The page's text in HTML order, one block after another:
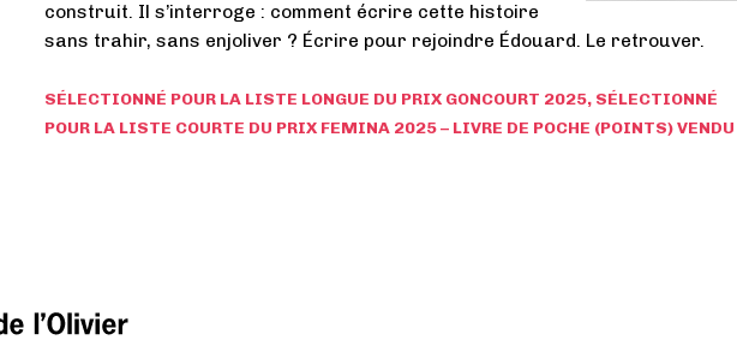
construit. Il s’interroge : comment écrire cette histoire
sans trahir, sans enjoliver ? Écrire pour rejoindre Édouard. Le retrouver.
SÉLECTIONNÉ POUR LA LISTE LONGUE DU PRIX GONCOURT 2025, SÉLECTIONNÉ
POUR LA LISTE COURTE DU PRIX FEMINA 2025 – LIVRE DE POCHE (POINTS) VENDU